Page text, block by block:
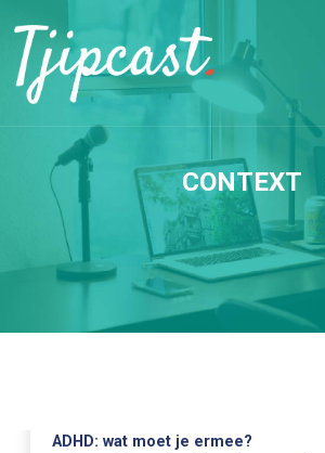
CONTEXT
ADHD: wat moet je ermee?